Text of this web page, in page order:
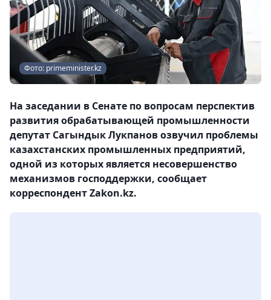
Фото: primeminister.kz
На заседании в Сенате по вопросам перспектив
развития обрабатывающей промышленности
депутат Сагындык Лукпанов озвучил проблемы
казахстанских промышленных предприятий,
одной из которых является несовершенство
механизмов господдержки, сообщает
корреспондент Zakon.kz.